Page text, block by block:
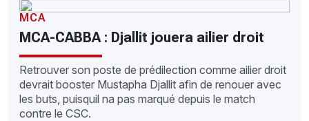
MCA
MCA-CABBA : Djallit jouera ailier droit
Retrouver son poste de prédilection comme ailier droit
devrait booster Mustapha Djallit afin de renouer avec
les buts, puisquil na pas marqué depuis le match
contre le CSC.